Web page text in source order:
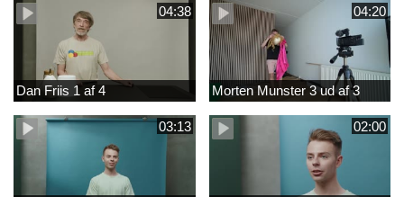
04:38
Dan Friis 1 af 4
04:20
Morten Munster 3 ud af 3
03:13 02:00